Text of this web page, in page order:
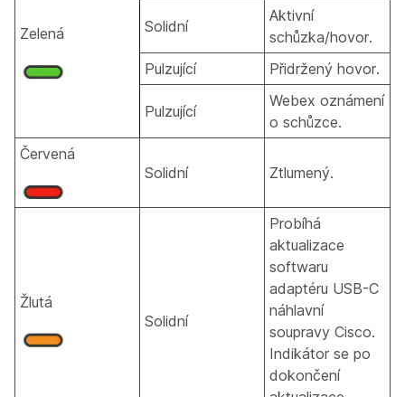
Zelená Solidní
Aktivní
schůzka/hovor.
Pulzující
Přidržený hovor.
Pulzující
Webex oznámení
o schůzce.
Červená
Solidní
Ztlumený.
Žlutá
Solidní
Probíhá
aktualizace
softwaru
adaptéru USB-C
náhlavní
soupravy Cisco.
Indikátor se po
dokončení